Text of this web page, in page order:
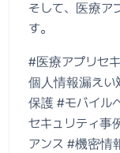
そして、医療ア
す。
#医療アプリセ
個人情報漏えい
保護 #モバイル
セキュリティ事
アンス #機密情